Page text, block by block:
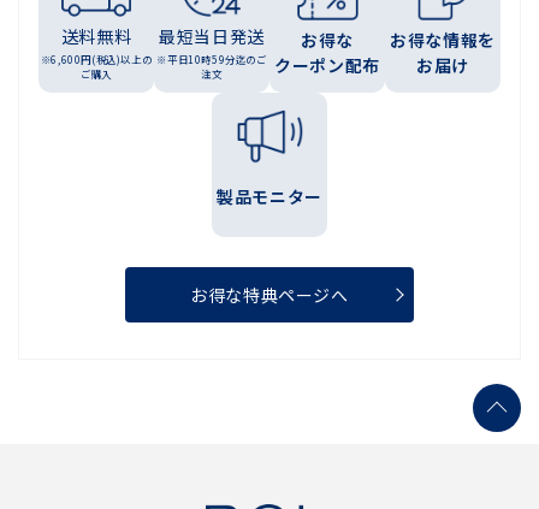
送料無料
※6,600円(税込)以上の
ご購入
最短当日発送
※平日10時59分迄のご
注文
お得な
クーポン配布
お得な情報を
お届け
製品モニター
お得な特典ページへ